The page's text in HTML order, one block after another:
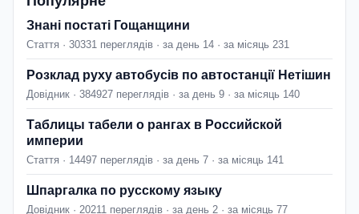
Знані постаті Гощанщини
Стаття · 30331 переглядів · за день 14 · за місяць 231
Розклад руху автобусів по автостанції Нетішин
Довідник · 384927 переглядів · за день 9 · за місяць 140
Таблицы табели о рангах в Российской
империи
Стаття · 14497 переглядів · за день 7 · за місяць 141
Шпаргалка по русскому языку
Довідник · 20211 переглядів · за день 2 · за місяць 77